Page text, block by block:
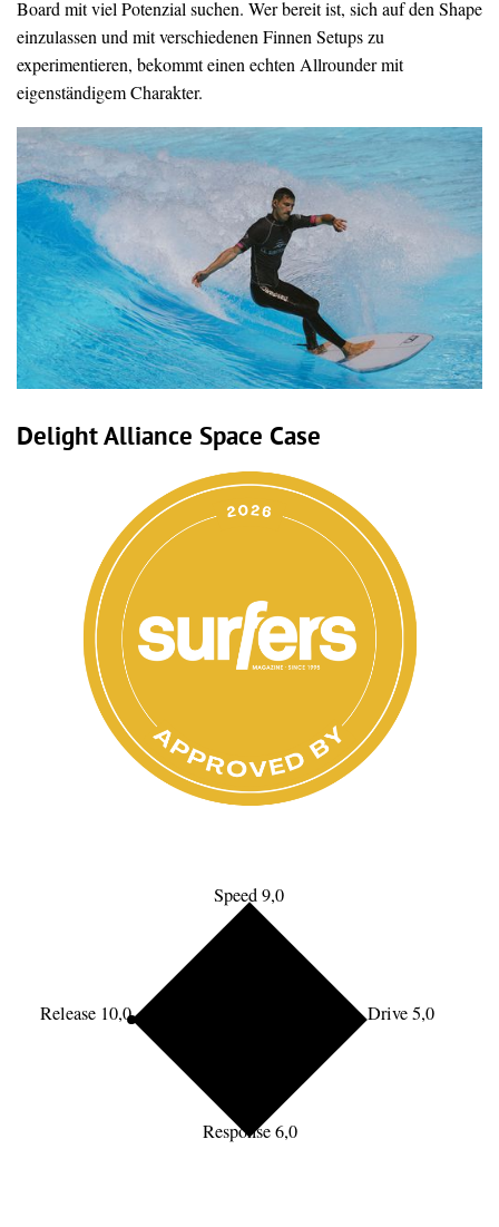
Board mit viel Potenzial suchen. Wer bereit ist, sich auf den Shape
einzulassen und mit verschiedenen Finnen Setups zu
experimentieren, bekommt einen echten Allrounder mit
eigenständigem Charakter.
Delight Alliance Space Case
Speed 9,0
Drive 5,0
Response 6,0
Release 10,0